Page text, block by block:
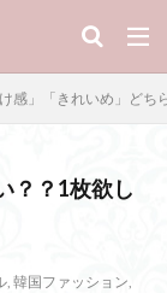
け感」「きれいめ」ど
？？1枚欲し
, 韓国ファッション,